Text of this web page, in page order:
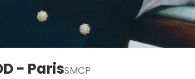
- ParisSMCP